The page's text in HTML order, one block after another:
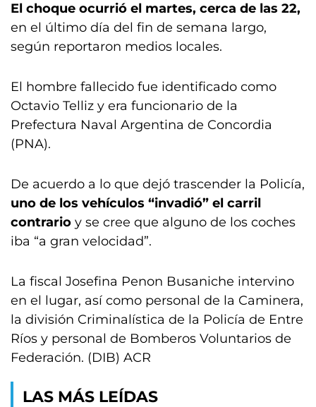
El choque ocurrió el martes, cerca de las 22,
en el último día del fin de semana largo,
según reportaron medios locales.
El hombre fallecido fue identificado como
Octavio Telliz y era funcionario de la
Prefectura Naval Argentina de Concordia
(PNA).
De acuerdo a lo que dejó trascender la Policía,
uno de los vehículos “invadió” el carril
contrario y se cree que alguno de los coches
iba “a gran velocidad”.
La fiscal Josefina Penon Busaniche intervino
en el lugar, así como personal de la Caminera,
la división Criminalística de la Policía de Entre
Ríos y personal de Bomberos Voluntarios de
Federación. (DIB) ACR
LAS MÁS LEÍDAS